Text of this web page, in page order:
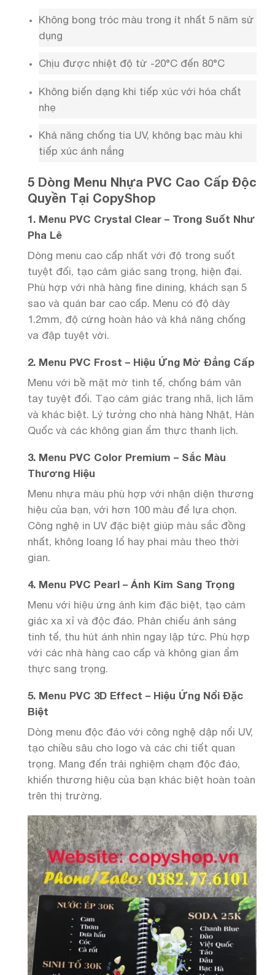
Không bong tróc màu trong ít nhất 5 năm sử
dụng
Chịu được nhiệt độ từ -20°C đến 80°C
Không biến dạng khi tiếp xúc với hóa chất
nhẹ
Khả năng chống tia UV, không bạc màu khi
tiếp xúc ánh nắng
5 Dòng Menu Nhựa PVC Cao Cấp Độc
Quyền Tại CopyShop
1. Menu PVC Crystal Clear – Trong Suốt Như
Pha Lê
Dòng menu cao cấp nhất với độ trong suốt
tuyệt đối, tạo cảm giác sang trọng, hiện đại.
Phù hợp với nhà hàng fine dining, khách sạn 5
sao và quán bar cao cấp. Menu có độ dày
1.2mm, độ cứng hoàn hảo và khả năng chống
va đập tuyệt vời.
2. Menu PVC Frost – Hiệu Ứng Mờ Đẳng Cấp
Menu với bề mặt mờ tinh tế, chống bám vân
tay tuyệt đối. Tạo cảm giác trang nhã, lịch lãm
và khác biệt. Lý tưởng cho nhà hàng Nhật, Hàn
Quốc và các không gian ẩm thực thanh lịch.
3. Menu PVC Color Premium – Sắc Màu
Thương Hiệu
Menu nhựa màu phù hợp với nhận diện thương
hiệu của bạn, với hơn 100 màu để lựa chọn.
Công nghệ in UV đặc biệt giúp màu sắc đồng
nhất, không loang lổ hay phai màu theo thời
gian.
4. Menu PVC Pearl – Ánh Kim Sang Trọng
Menu với hiệu ứng ánh kim đặc biệt, tạo cảm
giác xa xỉ và độc đáo. Phản chiếu ánh sáng
tinh tế, thu hút ánh nhìn ngay lập tức. Phù hợp
với các nhà hàng cao cấp và không gian ẩm
thực sang trọng.
5. Menu PVC 3D Effect – Hiệu Ứng Nổi Đặc
Biệt
Dòng menu độc đáo với công nghệ dập nổi UV,
tạo chiều sâu cho logo và các chi tiết quan
trọng. Mang đến trải nghiệm chạm độc đáo,
khiến thương hiệu của bạn khác biệt hoàn toàn
trên thị trường.